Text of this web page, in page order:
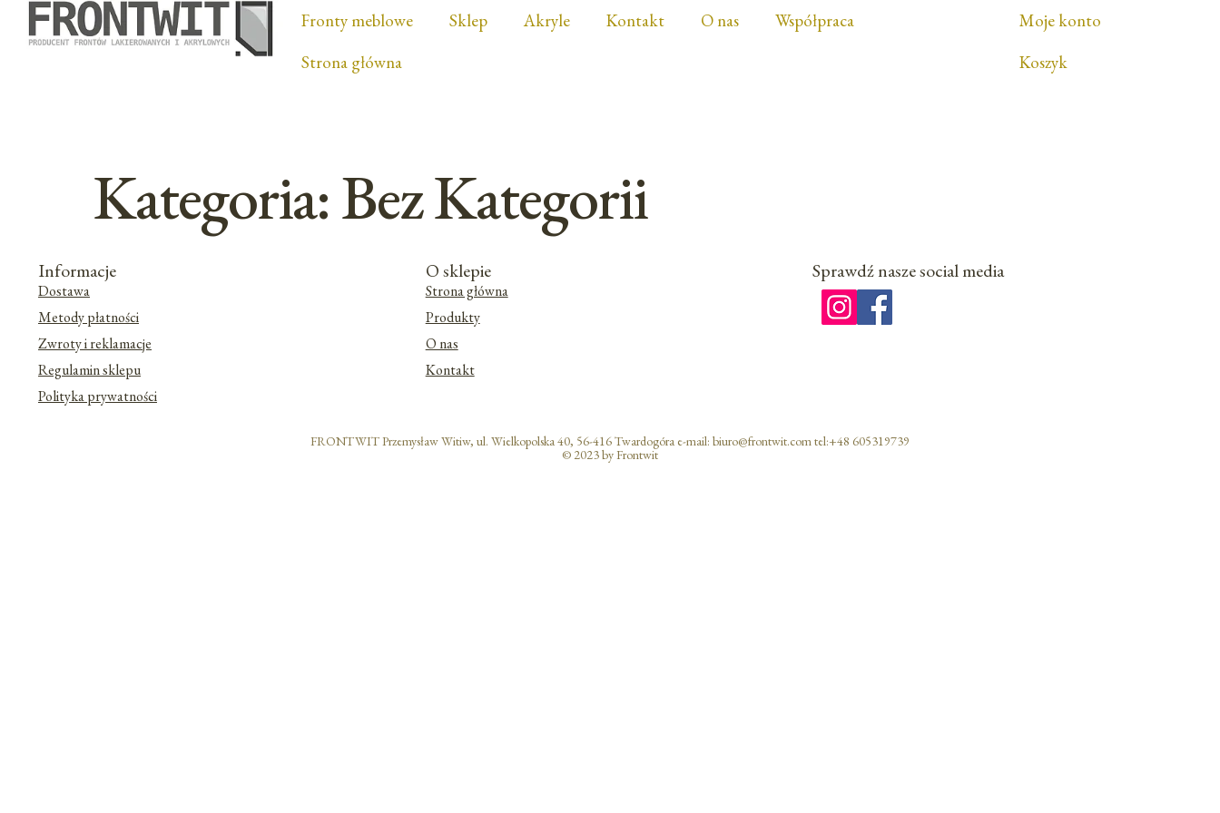
Fronty meblowe Sklep Akryle Kontakt O nas
Współpraca
Strona główna
Moje konto
Koszyk
Kategoria:Bez Kategorii
Informacje
Dostawa
Metody płatności
Zwroty i reklamacje
Regulamin sklepu
Polityka prywatności
O sklepie
Strona główna
Produkty
O nas
Kontakt
Sprawdź nasze social media
FRONTWIT Przemysław Witiw, ul. Wielkopolska 40, 56-416 Twardogóra e-mail: biuro@frontwit.com tel:+48 605319739
© 2023 by Frontwit